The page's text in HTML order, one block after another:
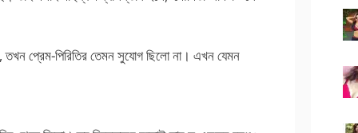
প্রেম-পিরিতির তেমন সুযোগ ছিলো না। এখন যেমন